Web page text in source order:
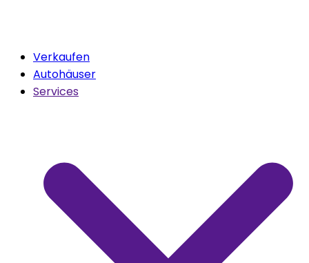
Verkaufen
Autohäuser
Services